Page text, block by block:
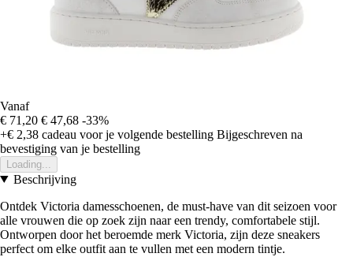
Vanaf
€ 71,20 € 47,68 -33%
+€ 2,38 cadeau voor je volgende bestelling Bijgeschreven na
bevestiging van je bestelling
Loading...
Beschrijving
Ontdek Victoria damesschoenen, de must-have van dit seizoen voor
alle vrouwen die op zoek zijn naar een trendy, comfortabele stijl.
Ontworpen door het beroemde merk Victoria, zijn deze sneakers
perfect om elke outfit aan te vullen met een modern tintje.